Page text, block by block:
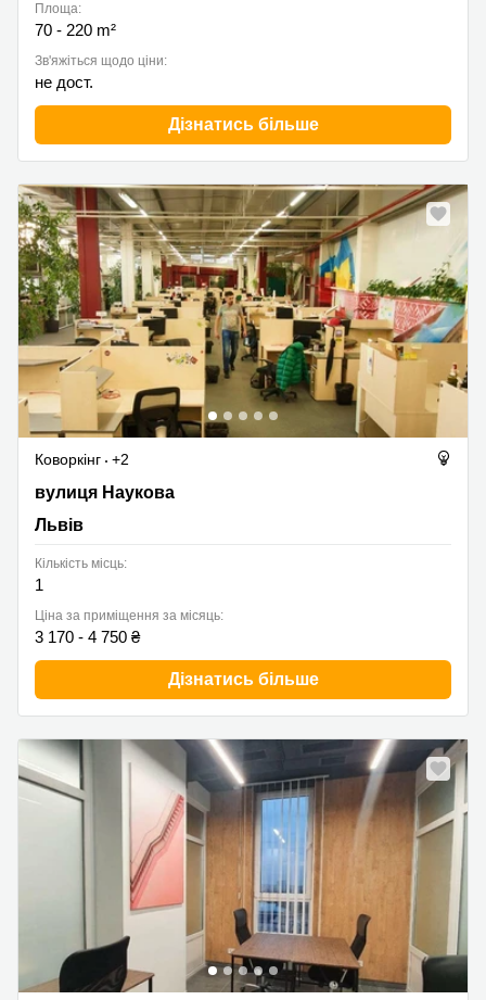
Площа:
70 - 220 m²
Зв'яжіться щодо ціни:
не дост.
Дізнатись більше
Коворкінг
+2
вулиця Наукова 2-Б, Львів
вулиця Наукова
Львів
Кількість місць:
1
Ціна за приміщення за місяць:
3 170 - 4 750 ₴
Дізнатись більше